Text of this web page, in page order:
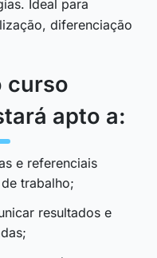
Ideal para
diferenciação
curso
apto a:
e referenciais
trabalho;
resultados e